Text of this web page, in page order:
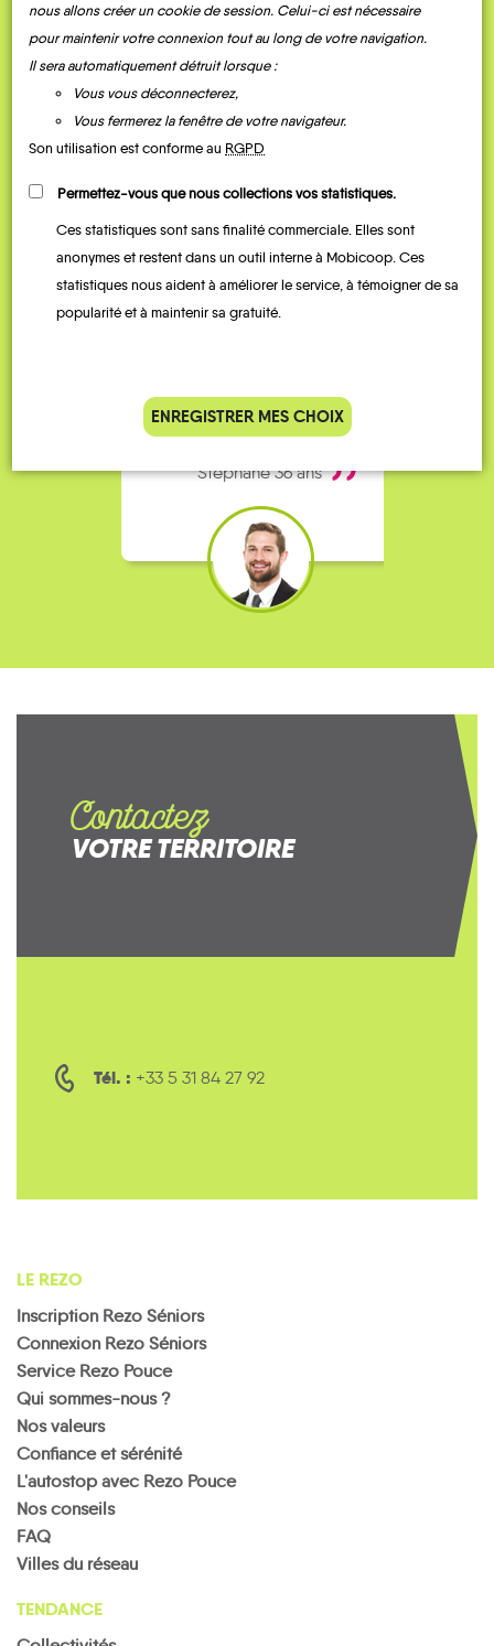
QUELQUES
Témoignages
Pouce. Comme ça marche
bien, je fais ça matin et soir.
Stéphane 36 ans
Contactez
VOTRE TERRITOIRE
Tél. : +33 5 31 84 27 92
LE REZO
Inscription Rezo Séniors
Connexion Rezo Séniors
Service Rezo Pouce
Qui sommes-nous ?
Nos valeurs
Confiance et sérénité
L'autostop avec Rezo Pouce
Nos conseils
FAQ
Villes du réseau
TENDANCE
nous allons créer un cookie de session. Celui-ci est nécessaire
pour maintenir votre connexion tout au long de votre navigation.
Il sera automatiquement détruit lorsque :
Vous vous déconnecterez,
Vous fermerez la fenêtre de votre navigateur.
Son utilisation est conforme au RGPD
Permettez-vous que nous collections vos statistiques.
Ces statistiques sont sans finalité commerciale. Elles sont
anonymes et restent dans un outil interne à Mobicoop. Ces
statistiques nous aident à améliorer le service, à témoigner de sa
popularité et à maintenir sa gratuité.
ENREGISTRER MES CHOIX